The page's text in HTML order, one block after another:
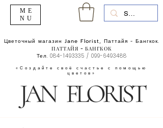
«Создайте своё счастье с помощью
цветов»
Цветочный магазин Jane Florist, Паттайя - Бангкок.
ПАТТАЙЯ - БАНГКОК
Тел. 084-1493335 / 099-6493488
ME
NU